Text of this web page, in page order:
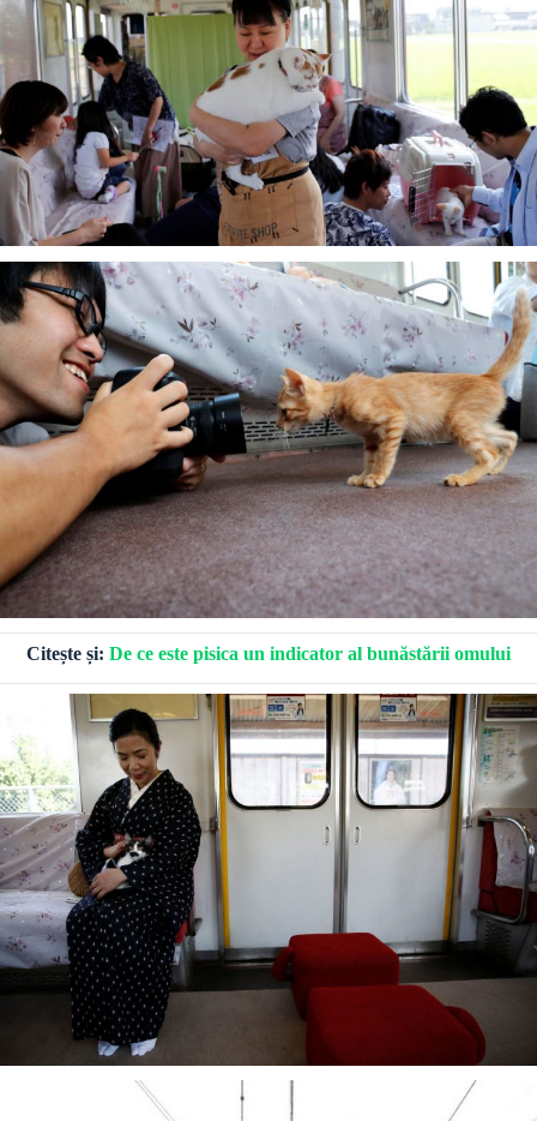
Citește și: De ce este pisica un indicator al bunăstării omului